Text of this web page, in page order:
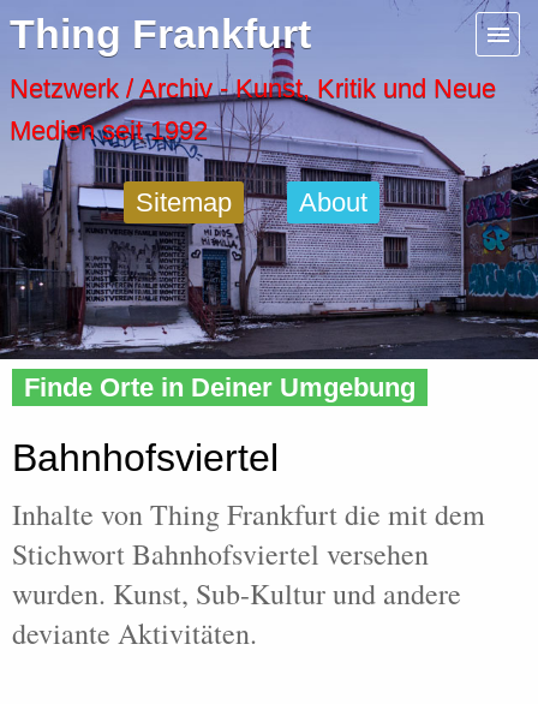
Thing Frankfurt
Netzwerk / Archiv - Kunst, Kritik und Neue
Medien seit 1992
Sitemap About
Home »Tags» Bahnhofsviertel
Finde Orte in Deiner Umgebung
Bahnhofsviertel
Inhalte von Thing Frankfurt die mit dem
Stichwort Bahnhofsviertel versehen
wurden. Kunst, Sub-Kultur und andere
deviante Aktivitäten.
Menu
Artspaces
Cool Places
Frankfurt Diary
Activity
Recent Posts